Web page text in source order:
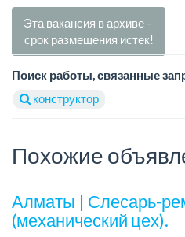
Эта вакансия в архиве -
срок размещения истек!
Поиск работы, связанные
конструктор
Похожие
Алматы | Слесарь-
(механический цех).